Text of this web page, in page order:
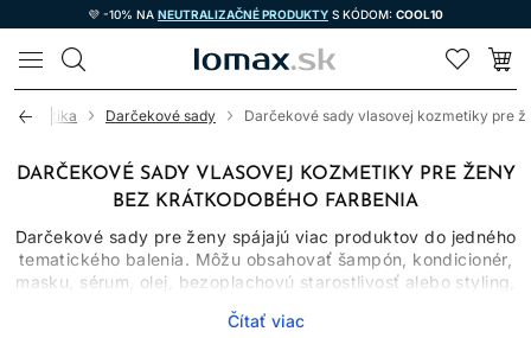
💜 -10% NA NEUTRALIZAČNÉ PRODUKTY S KÓDOM: COOL10
LOMAX
kozmetika Darčekové sady Darčekové sady vlasovej kozmetiky pre
DARČEKOVÉ SADY VLASOVEJ KOZMETIKY PRE ŽENY
BEZ KRÁTKODOBÉHO FARBENIA
Darčekové sady pre ženy spájajú viac produktov do jedného
tematického balenia. Môžu obsahovať šampón, kondicionér,
masku, sérum, olej, bezoplachovú starostlivosť alebo styling,
preto nestačí pozerať iba na obal či značku. Najlepší darček
Čítať viac